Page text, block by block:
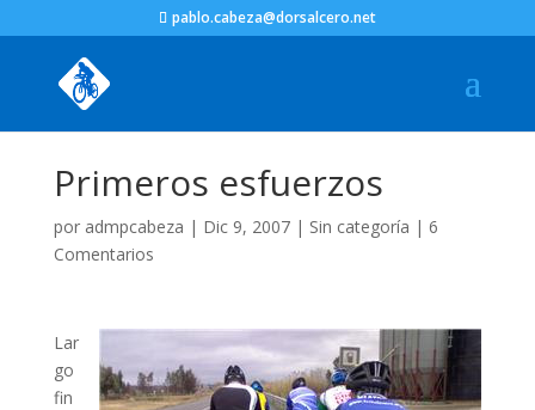
pablo.cabeza@dorsalcero.net
Primeros esfuerzos
por admpcabeza | Dic 9, 2007| Sin categoría | 6
Comentarios
Lar
go
fin